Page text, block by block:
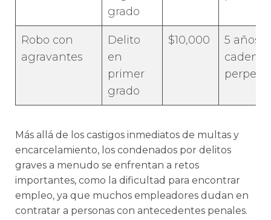
grado
Robo con
agravantes
Delito
en
primer
grado
$10,000
5 años -
cadena
Más allá de los castigos inmediatos de multas y
encarcelamiento, los condenados por delitos
graves a menudo se enfrentan a retos
importantes, como la dificultad para encontrar
empleo, ya que muchos empleadores dudan en
contratar a personas con antecedentes penales.